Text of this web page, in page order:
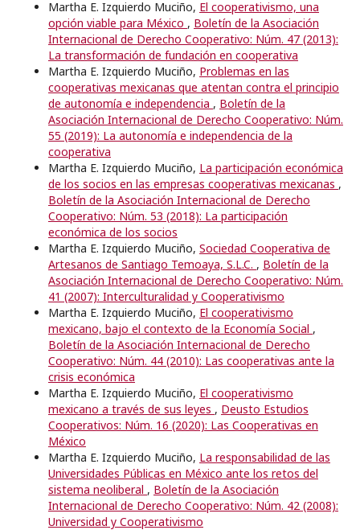
Martha E. Izquierdo Muciño, El cooperativismo, una
opción viable para México , Boletín de la Asociación
Internacional de Derecho Cooperativo: Núm. 47 (2013):
La transformación de fundación en cooperativa
Martha E. Izquierdo Muciño, Problemas en las
cooperativas mexicanas que atentan contra el principio
de autonomía e independencia , Boletín de la
Asociación Internacional de Derecho Cooperativo: Núm.
55 (2019): La autonomía e independencia de la
cooperativa
Martha E. Izquierdo Muciño, La participación económica
de los socios en las empresas cooperativas mexicanas ,
Boletín de la Asociación Internacional de Derecho
Cooperativo: Núm. 53 (2018): La participación
económica de los socios
Martha E. Izquierdo Muciño, Sociedad Cooperativa de
Artesanos de Santiago Temoaya, S.L.C. , Boletín de la
Asociación Internacional de Derecho Cooperativo: Núm.
41 (2007): Interculturalidad y Cooperativismo
Martha E. Izquierdo Muciño, El cooperativismo
mexicano, bajo el contexto de la Economía Social ,
Boletín de la Asociación Internacional de Derecho
Cooperativo: Núm. 44 (2010): Las cooperativas ante la
crisis económica
Martha E. Izquierdo Muciño, El cooperativismo
mexicano a través de sus leyes , Deusto Estudios
Cooperativos: Núm. 16 (2020): Las Cooperativas en
México
Martha E. Izquierdo Muciño, La responsabilidad de las
Universidades Públicas en México ante los retos del
sistema neoliberal , Boletín de la Asociación
Internacional de Derecho Cooperativo: Núm. 42 (2008):
Universidad y Cooperativismo